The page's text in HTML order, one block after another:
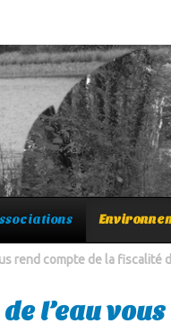
rend compte de la fiscalité
de l’eau vous